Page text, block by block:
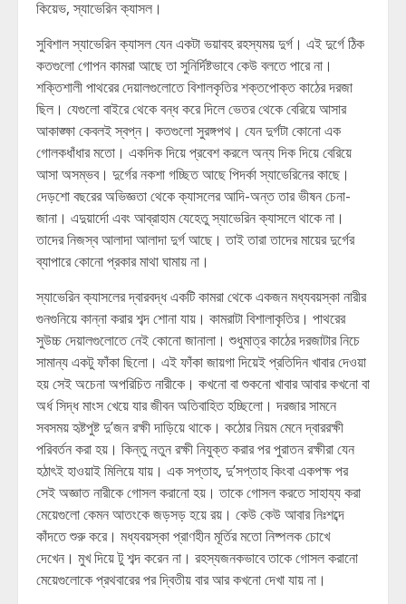
কিয়েভ, স্যাভেরিন ক্যাসল।
সুবিশাল স্যাভেরিন ক্যাসল যেন একটা ভয়াবহ রহস্যময় দুর্গ। এই দুর্গে ঠিক
কতগুলো গোপন কামরা আছে তা সুনির্দিষ্টভাবে কেউ বলতে পারে না।
শক্তিশালী পাথরের দেয়ালগুলোতে বিশালকৃতির শক্তপোক্ত কাঠের দরজা
ছিল। যেগুলো বাইরে থেকে বন্ধ করে দিলে ভেতর থেকে বেরিয়ে আসার
আকাঙ্ক্ষা কেবলই স্বপ্ন। কতগুলো সুরঙ্গপথ। যেন দুর্গটা কোনো এক
গোলকধাঁধার মতো। একদিক দিয়ে প্রবেশ করলে অন্য দিক দিয়ে বেরিয়ে
আসা অসম্ভব। দুর্গের নকশা গচ্ছিত আছে পিদর্কা স্যাভেরিনের কাছে।
দেড়শো বছরের অভিজ্ঞতা থেকে ক্যাসলের আদি-অন্ত তার ভীষন চেনা-
জানা। এদুয়ার্দো এবং আব্রাহাম যেহেতু স্যাভেরিন ক্যাসলে থাকে না।
তাদের নিজস্ব আলাদা আলাদা দুর্গ আছে। তাই তারা তাদের মায়ের দুর্গের
ব্যাপারে কোনো প্রকার মাথা ঘামায় না।
স্যাভেরিন ক্যাসলের দ্বারবদ্ধ একটি কামরা থেকে একজন মধ্যবয়স্কা নারীর
গুনগুনিয়ে কান্না করার শব্দ শোনা যায়। কামরাটা বিশালাকৃতির। পাথরের
সুউচ্চ দেয়ালগুলোতে নেই কোনো জানালা। শুধুমাত্র কাঠের দরজাটার নিচে
সামান্য একটু ফাঁকা ছিলো। এই ফাঁকা জায়গা দিয়েই প্রতিদিন খাবার দেওয়া
হয় সেই অচেনা অপরিচিত নারীকে। কখনো বা শুকনো খাবার আবার কখনো বা
অর্ধ সিদ্ধ মাংস খেয়ে যার জীবন অতিবাহিত হচ্ছিলো। দরজার সামনে
সবসময় হৃষ্টপুষ্ট দু’জন রক্ষী দাড়িয়ে থাকে। কঠোর নিয়ম মেনে দ্বাররক্ষী
পরিবর্তন করা হয়। কিন্তু নতুন রক্ষী নিযুক্ত করার পর পুরাতন রক্ষীরা যেন
হঠাৎই হাওয়াই মিলিয়ে যায়। এক সপ্তাহ, দু’সপ্তাহ কিংবা একপক্ষ পর
সেই অজ্ঞাত নারীকে গোসল করানো হয়। তাকে গোসল করতে সাহায্য করা
মেয়েগুলো কেমন আতংকে জড়সড় হয়ে রয়। কেউ কেউ আবার নিঃশব্দে
কাঁদতে শুরু করে। মধ্যবয়স্কা প্রাণহীন মূর্তির মতো নিষ্পলক চোখে
দেখেন। মুখ দিয়ে টু শব্দ করেন না। রহস্যজনকভাবে তাকে গোসল করানো
মেয়েগুলোকে প্রথবারের পর দ্বিতীয় বার আর কখনো দেখা যায় না।